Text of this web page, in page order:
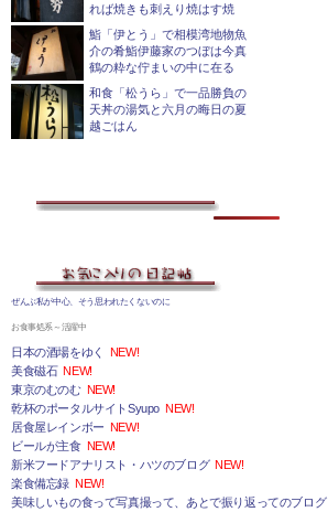
れば焼きも刺えり焼はす焼
鮨「伊とう」で相模湾地物魚
介の肴鮨伊藤家のつぼは今真
鶴の粋な佇まいの中に在る
和食「松うら」で一品勝負の
天丼の湯気と六月の晦日の夏
越ごはん
ぜんぶ私が中心、そう思われたくないのに
お食事処系～活躍中
日本の酒場をゆく
NEW!
美食磁石 NEW!
東京のむのむ NEW!
乾杯のポータルサイトSyupo NEW!
居食屋レインボー NEW!
ビールが主食 NEW!
新米フードアナリスト・ハツのブログ NEW!
楽食備忘録 NEW!
美味しいもの食って写真撮って、あとで振り返ってのブログ